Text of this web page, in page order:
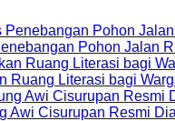
Pohon Jalan
Ruang Literasi bagi
Awi Cisurupan Resmi